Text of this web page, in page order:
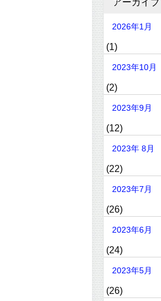
2026年1月
(1)
2023年10月
(2)
2023年9月
(12)
2023年 8月
(22)
2023年7月
(26)
2023年6月
(24)
2023年5月
(26)